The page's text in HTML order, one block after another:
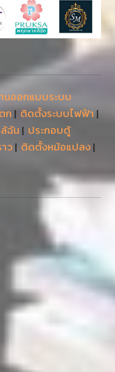
นออกแบบระบบ
ก | ติดตั้งระบบไฟฟ้า |
ฉัน | ประกอบตู้
ว| ติดตั้งหม้อแปลง|